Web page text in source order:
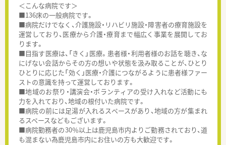
＜こんな病院です＞
■136床の一般病院です。
■病院だけでなく、介護施設・リハビリ施設・障害者の療育施設を
運営しており、医療から介護・療育まで幅広く事業を展開してお
ります。
■目指す医療は、「きく」医療。患者様・利用者様のお話を聴き、な
にげない会話からその方の想いや状態を汲み取ることが、ひとり
ひとりに応じた「効く」医療・介護につながるように患者様ファー
ストの意識を持って運営しております。
■地域のお祭り・講演会・ボランティアの受け入れなど活動にも
力を入れており、地域の根付いた病院です。
■病院の前には足湯が入れるスペースがあり、地域の方が集まれ
るスペースなどもございます。
■病院勤務者の30％以上は鹿児島市内よりご勤務されており、道
も混まない為鹿児島市内にお住いの方も大歓迎です。